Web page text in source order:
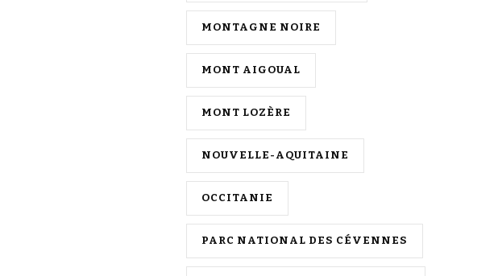
MONTAGNE NOIRE
MONT AIGOUAL
MONT LOZÈRE
NOUVELLE-AQUITAINE
OCCITANIE
PARC NATIONAL DES CÉVENNES